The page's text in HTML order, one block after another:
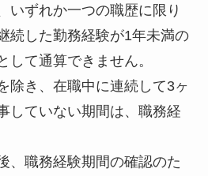
いずれか一つの職歴に限り
続した勤務経験が1年未満の
して通算できません。
除き、在職中に連続して3ヶ
していない期間は、職務経
、職務経験期間の確認のた